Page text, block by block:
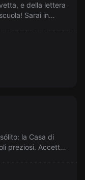
e della lettera
Sarai in
la Casa di
preziosi. Accetti